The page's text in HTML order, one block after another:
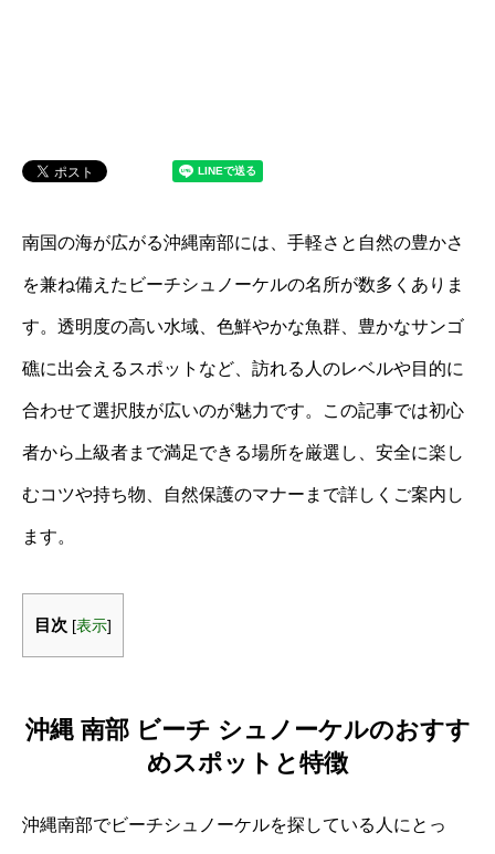
南国の海が広がる沖縄南部には、手軽さと自然の豊かさ
を兼ね備えたビーチシュノーケルの名所が数多くありま
す。透明度の高い水域、色鮮やかな魚群、豊かなサンゴ
礁に出会えるスポットなど、訪れる人のレベルや目的に
合わせて選択肢が広いのが魅力です。この記事では初心
者から上級者まで満足できる場所を厳選し、安全に楽し
むコツや持ち物、自然保護のマナーまで詳しくご案内し
ます。
目次 [表示]
沖縄 南部 ビーチ シュノーケルのおすす
めスポットと特徴
沖縄南部でビーチシュノーケルを探している人にとっ